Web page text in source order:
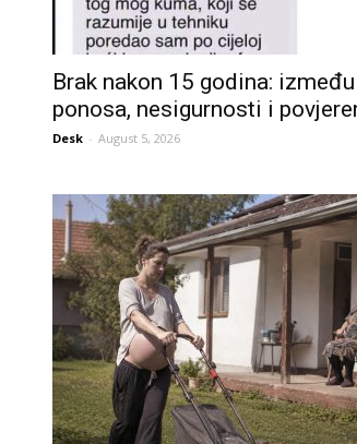
Brak nakon 15 godina: između
ponosa, nesigurnosti i
Desk - August 5, 2026